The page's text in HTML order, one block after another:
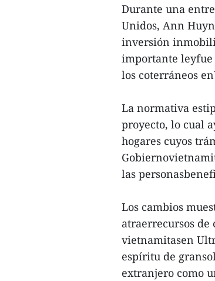
Durante una
Unidos, Ann
inversión
importante leyfue
los coterráneos
La normativa
proyecto, lo cual
hogares cuyos
las
Los cambios
atraerrecursos
vietnamitasen
espíritu de
extranjero como